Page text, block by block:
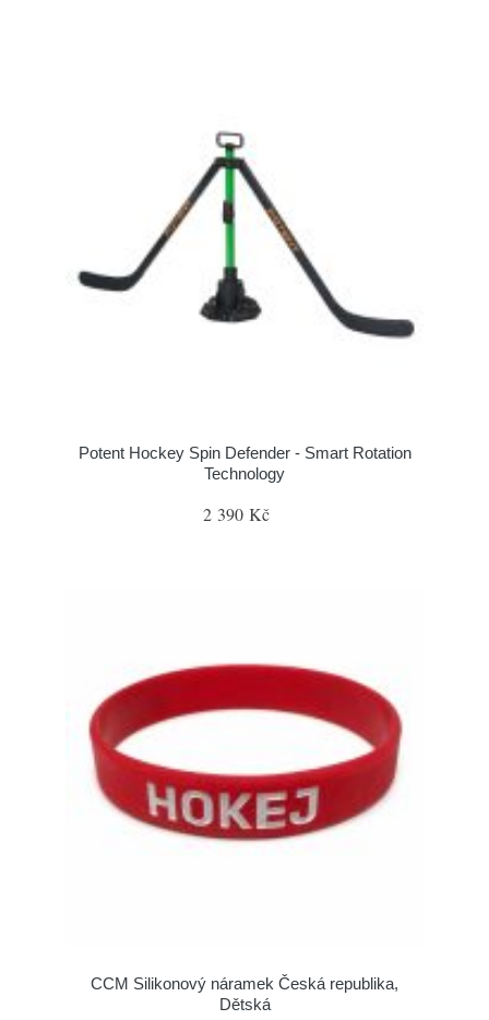
Potent Hockey Spin Defender - Smart Rotation
Technology
2 390 Kč
CCM Silikonový náramek Česká republika,
Dětská